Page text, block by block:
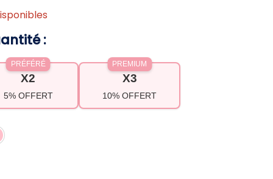
:
X2
5% OFFERT
PRÉFÉRÉ
X3
10% OFFERT
PREMIUM